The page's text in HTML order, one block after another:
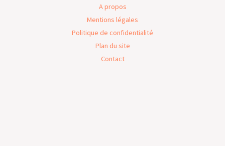
A propos
Mentions légales
Politique de confidentialité
Plan du site
Contact